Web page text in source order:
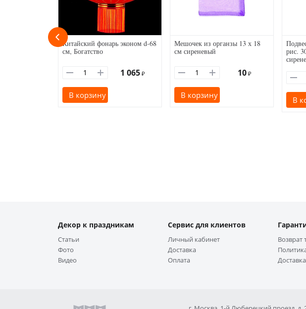
Китайский фонарь эконом d-68
см, Богатство
1 065 ₽
В корзину
Мешочек из органзы 13 х 18
см сиреневый
10 ₽
В корзину
рис.
В
Декор к праздникам
Статьи
Фото
Видео
Сервис для клиентов
Личный кабинет
Доставка
Оплата
Возврат